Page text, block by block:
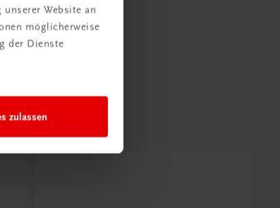
Website an
möglicherweise
der Dienste
zulassen